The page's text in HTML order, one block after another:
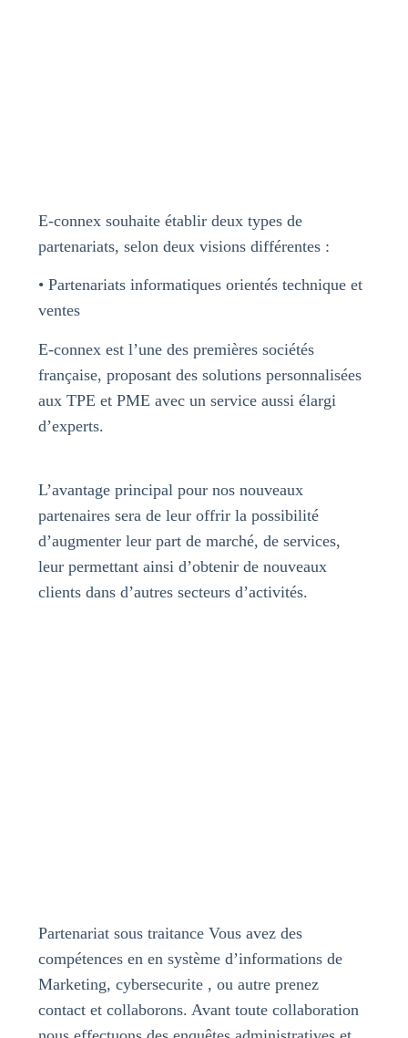
E-connex souhaite établir deux types de
partenariats, selon deux visions différentes :
• Partenariats informatiques orientés technique et
ventes
E-connex est l’une des premières sociétés
française, proposant des solutions personnalisées
aux TPE et PME avec un service aussi élargi
d’experts.
L’avantage principal pour nos nouveaux
partenaires sera de leur offrir la possibilité
d’augmenter leur part de marché, de services,
leur permettant ainsi d’obtenir de nouveaux
clients dans d’autres secteurs d’activités.
Partenariat sous traitance Vous avez des
compétences en en système d’informations de
Marketing, cybersecurite , ou autre prenez
contact et collaborons. Avant toute collaboration